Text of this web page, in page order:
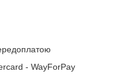
- WayForPay